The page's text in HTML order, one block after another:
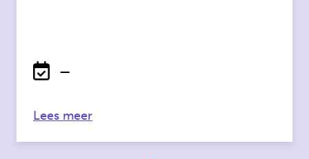
—
Lees meerover: Grip op je gesprek